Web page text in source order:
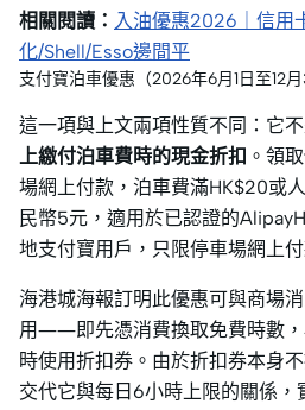
相關閱讀： 入油優惠2026｜信用
化/Shell/Esso邊間平
支付寶泊車優惠（2026年6月1日至12月
這一項與上文兩項性質不同：它
上繳付泊車費時的現金折扣 。領
場網上付款，泊車費滿HK$20或
民幣5元，適用於已認證的
地支付寶用戶，只限停車場網上付
海港城海報訂明此優惠可與商場
用——即先憑消費換取免費時數，
時使用折扣券。由於折扣券本身
交代它與每日6小時上限的關係，